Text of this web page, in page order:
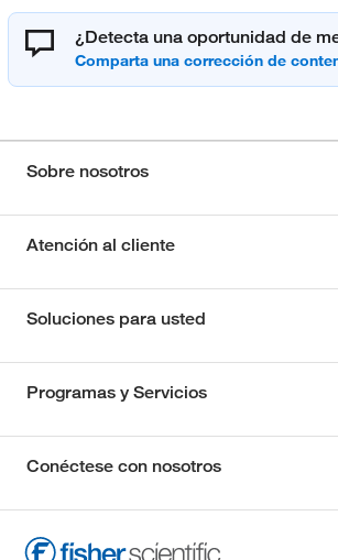
¿Detecta una oportunidad de
Sobre nosotros
Atención al cliente
Soluciones para usted
Programas y Servicios
Conéctese con nosotros